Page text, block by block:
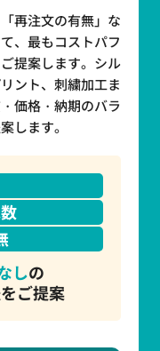
再注文の有無」な
、最もコストパフ
提案します。シル
ント、刺繍加工ま
価格・納期のバラ
します。
しの
ご提案